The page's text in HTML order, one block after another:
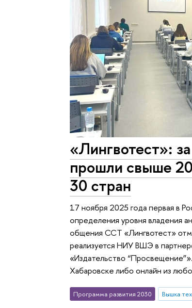
«Лингвотест»:
прошли свыше
30 стран
17 ноября 2025 года первая в
определения уровня владения
общения ССТ «Лингвотест»
реализуется НИУ ВШЭ в
«Издательство
Хабаровске либо онлайн из
Программа развития 2030 Вышка